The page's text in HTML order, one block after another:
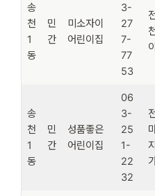
송
천
1
동
민
간
미소자이
어린이집
3-
27
7-
77
53
송
천
1
동
민
간
성품좋은
어린이집
06
3-
25
1-
22
32